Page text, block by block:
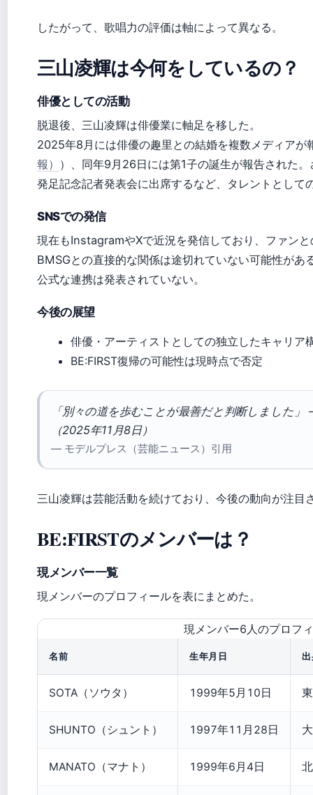
したがって、歌唱力の評価は軸によって異なる。
三山凌輝は今何をしているの？
俳優としての活動
脱退後、三山凌輝は俳優業に軸足を移した。
2025年8月には俳優の趣里との結婚を複数メディアが
報） ）、同年9月26日には第1子の誕生が報告された
発足記念記者発表会に出席するなど、タレントとして
SNSでの発信
現在もInstagramやXで近況を発信しており、ファン
BMSGとの直接的な関係は途切れていない可能性があ
公式な連携は発表されていない。
今後の展望
俳優・アーティストとしての独立したキャリア
BE:FIRST復帰の可能性は現時点で否定
「別々の道を歩むことが最善だと判断しました
（2025年11月8日）
— モデルプレス（芸能ニュース）引用
三山凌輝は芸能活動を続けており、今後の動向が注目
BE:FIRSTのメンバーは？
現メンバー一覧
現メンバーのプロフィールを表にまとめた。
現メンバー6人のプロフ
名前 生年月日
SOTA（ソウタ） 1999年5月10日
SHUNTO（シュント） 1997年11月28日
MANATO（マナト） 1999年6月4日